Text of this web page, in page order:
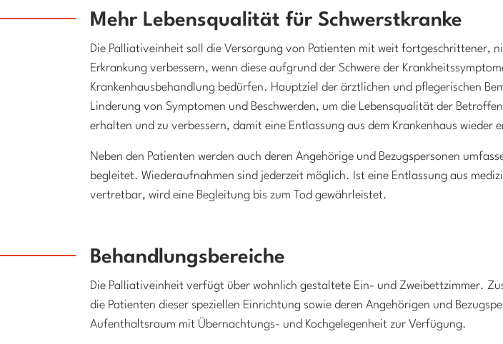
Mehr Lebensqualität für Schwerstkranke
Die Palliativeinheit soll die Versorgung von Patienten mit weit fortgeschrittener,
Erkrankung verbessern, wenn diese aufgrund der Schwere der
Krankenhausbehandlung bedürfen. Hauptziel der ärztlichen und pflegerischen
Linderung von Symptomen und Beschwerden, um die Lebensqualität der
erhalten und zu verbessern, damit eine Entlassung aus dem Krankenhaus wieder
Neben den Patienten werden auch deren Angehörige und Bezugspersonen
begleitet. Wiederaufnahmen sind jederzeit möglich. Ist eine Entlassung aus
vertretbar, wird eine Begleitung bis zum Tod gewährleistet.
Behandlungsbereiche
Die Palliativeinheit verfügt über wohnlich gestaltete Ein- und Zweibettzimmer.
die Patienten dieser speziellen Einrichtung sowie deren Angehörigen und
Aufenthaltsraum mit Übernachtungs- und Kochgelegenheit zur Verfügung.